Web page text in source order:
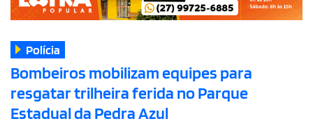
Polícia
Bombeiros mobilizam equipes para
resgatar trilheira ferida no Parque
Estadual da Pedra Azul